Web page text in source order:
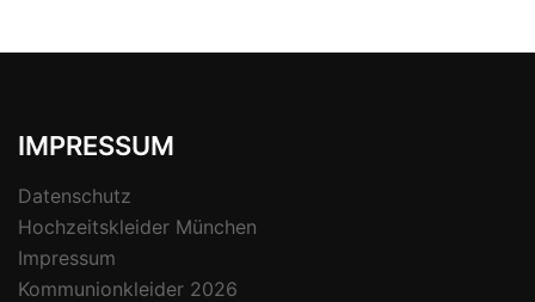
IMPRESSUM
Datenschutz
Hochzeitskleider München
Impressum
Kommunionkleider 2026